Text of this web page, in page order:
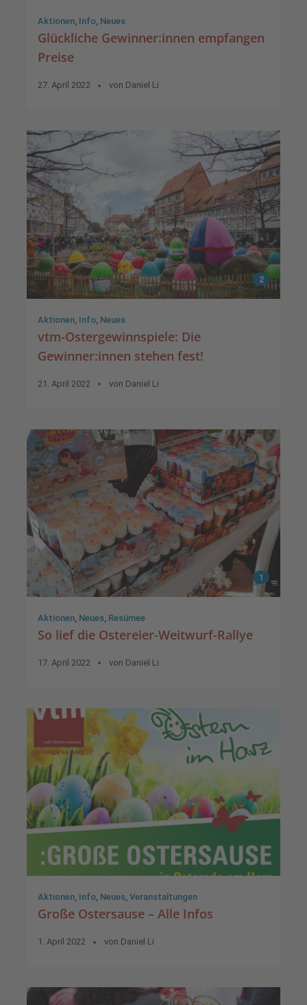
Aktionen, Info, Neues
Glückliche Gewinner:innen empfangen
Preise
27. April 2022 von Daniel Li
2
Aktionen Info Neues
vtm-Ostergewinnspiele: Die
Gewinner:innen stehen fest!
21. April 2022 von Daniel Li
1
Aktionen Neues Resümee
So lief die Ostereier-Weitwurf-Rallye
17. April 2022 von Daniel Li
Aktionen, Info, Neues, Veranstaltungen
Große Ostersause – Alle Infos
1. April 2022 von Daniel Li